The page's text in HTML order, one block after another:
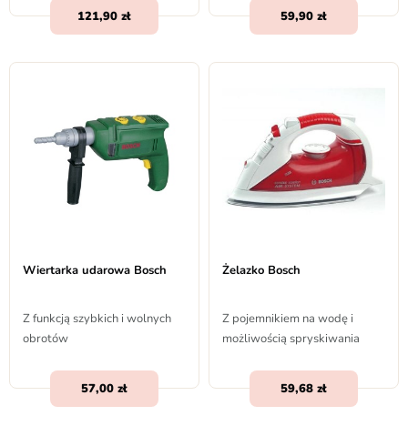
121,90 59,90
Wiertarka udarowa Bosch
Z funkcją szybkich i wolnych
obrotów
57,00
Żelazko Bosch
Z pojemnikiem na wodę i
możliwością spryskiwania
59,68